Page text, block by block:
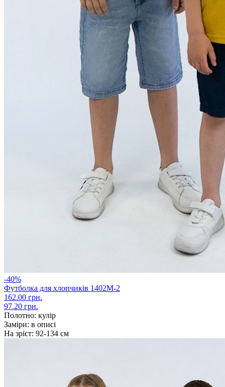
-40%
Футболка для хлопчиків 1402М-2
162.00 грн.
97.20 грн.
Полотно: кулір
Заміри: в описі
На зріст: 92-134 см